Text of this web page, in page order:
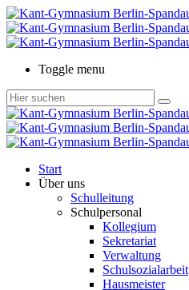
Toggle menu
Start
Über uns
Schulleitung
Schulpersonal
Kollegium
Sekretariat
Verwaltung
Schulsozialarbeit
Hausmeister